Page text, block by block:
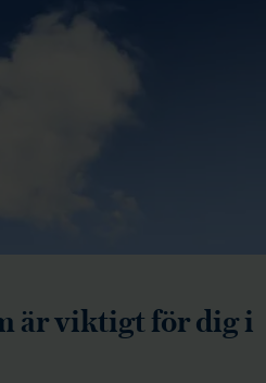
är viktigt för dig i